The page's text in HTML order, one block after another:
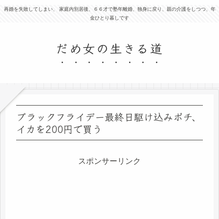
再婚を失敗してしまい、 家庭内別居後、６６才で塾年離婚、独身に戻り、親の介護をしつつ、年
金ひとり暮しです
だめ女の生きる道
ブラックフライデー最終日駆け込みポチ、
イカを200円で買う
スポンサーリンク